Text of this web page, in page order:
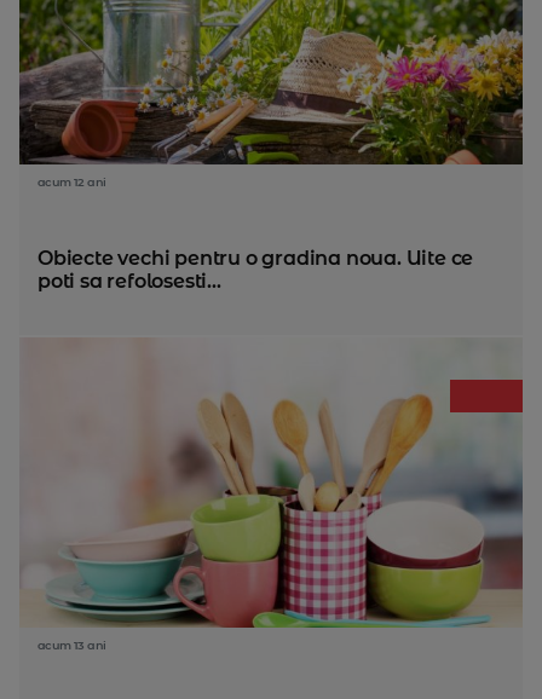
acum 12 ani
Obiecte vechi pentru o gradina noua. Uite ce
poti sa refolosesti...
acum 13 ani